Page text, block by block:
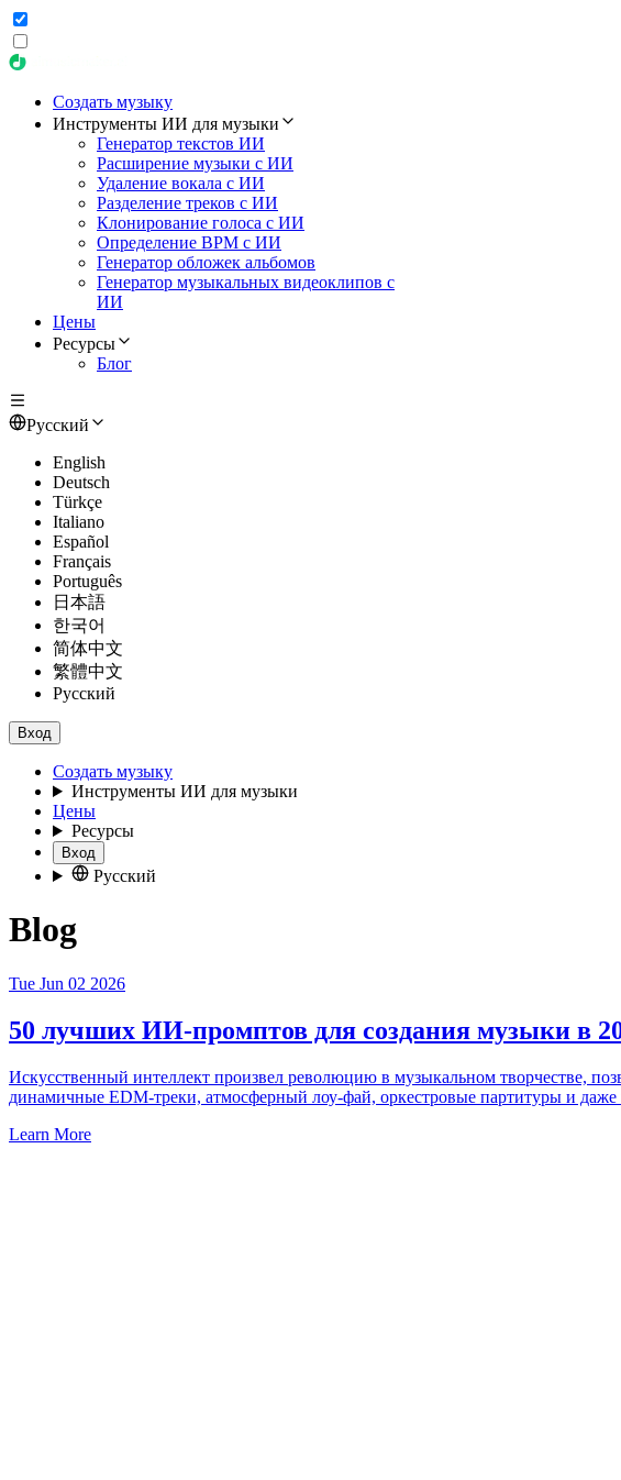
Создать музыку
Инструменты ИИ для музыки
Генератор текстов ИИ
Расширение музыки с ИИ
Удаление вокала с ИИ
Разделение треков с ИИ
Клонирование голоса с ИИ
Определение BPM с ИИ
Генератор обложек альбомов
Генератор музыкальных видеоклипов с
ИИ
Цены
Ресурсы
Блог
Русский
English
Deutsch
Türkçe
Italiano
Español
Français
Português
日本語
한국어
简体中文
繁體中文
Русский
Вход
Создать музыку
Инструменты ИИ для музыки
Цены
Ресурсы
Вход
Русский
Blog
Tue Jun 02 2026
50 лучших ИИ-промптов для создания музыки в
Искусственный интеллект произвел революцию в музыкальном творчестве,
динамичные EDM-треки, атмосферный лоу-фай, оркестровые партитуры и
Learn More